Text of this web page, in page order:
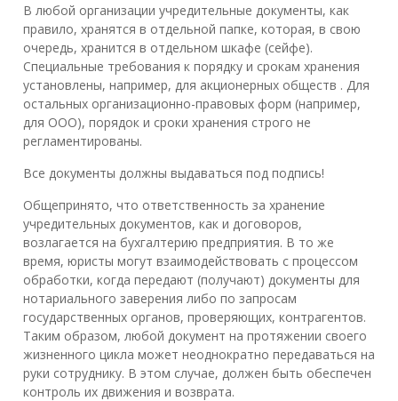
В любой организации учредительные документы, как
правило, хранятся в отдельной папке, которая, в свою
очередь, хранится в отдельном шкафе (сейфе).
Специальные требования к порядку и срокам хранения
установлены, например, для акционерных обществ . Для
остальных организационно-правовых форм (например,
для ООО), порядок и сроки хранения строго не
регламентированы.
Все документы должны выдаваться под подпись!
Общепринято, что ответственность за хранение
учредительных документов, как и договоров,
возлагается на бухгалтерию предприятия. В то же
время, юристы могут взаимодействовать с процессом
обработки, когда передают (получают) документы для
нотариального заверения либо по запросам
государственных органов, проверяющих, контрагентов.
Таким образом, любой документ на протяжении своего
жизненного цикла может неоднократно передаваться на
руки сотруднику. В этом случае, должен быть обеспечен
контроль их движения и возврата.